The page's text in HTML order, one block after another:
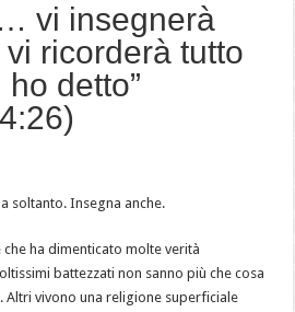
vi insegnerà
ricorderà tutto
detto”
soltanto. Insegna anche.
ha dimenticato molte verità
battezzati non sanno più che cosa
Altri vivono una religione superficiale